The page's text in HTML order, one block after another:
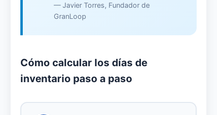
— Javier Torres, Fundador de
GranLoop
Cómo calcular los días de
inventario paso a paso